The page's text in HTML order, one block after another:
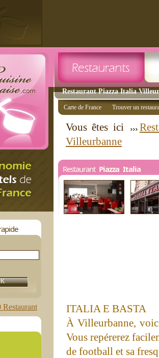
Restaurant Piazza Italia
Carte de France Trouver un
Vous êtes ici
Villeurbanne
Restaurant Piazza Italia
ITALIA E BASTA
À Villeurbanne,
Vous repérerez
de football et sa